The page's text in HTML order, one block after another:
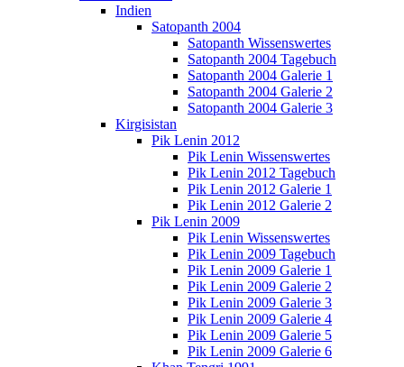
Indien
Satopanth 2004
Satopanth Wissenswertes
Satopanth 2004 Tagebuch
Satopanth 2004 Galerie 1
Satopanth 2004 Galerie 2
Satopanth 2004 Galerie 3
Kirgisistan
Pik Lenin 2012
Pik Lenin Wissenswertes
Pik Lenin 2012 Tagebuch
Pik Lenin 2012 Galerie 1
Pik Lenin 2012 Galerie 2
Pik Lenin 2009
Pik Lenin Wissenswertes
Pik Lenin 2009 Tagebuch
Pik Lenin 2009 Galerie 1
Pik Lenin 2009 Galerie 2
Pik Lenin 2009 Galerie 3
Pik Lenin 2009 Galerie 4
Pik Lenin 2009 Galerie 5
Pik Lenin 2009 Galerie 6